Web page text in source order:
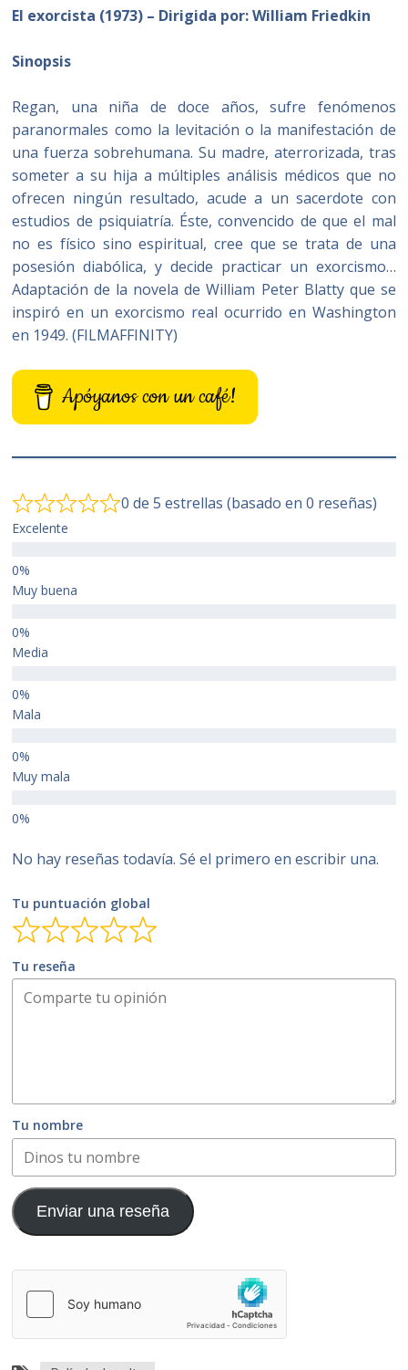
El exorcista (1973) – Dirigida por: William Friedkin
Sinopsis
Regan, una niña de doce años, sufre fenómenos
paranormales como la levitación o la manifestación de
una fuerza sobrehumana. Su madre, aterrorizada, tras
someter a su hija a múltiples análisis médicos que no
ofrecen ningún resultado, acude a un sacerdote con
estudios de psiquiatría. Éste, convencido de que el mal
no es físico sino espiritual, cree que se trata de una
posesión diabólica, y decide practicar un exorcismo…
Adaptación de la novela de William Peter Blatty que se
inspiró en un exorcismo real ocurrido en Washington
en 1949. (FILMAFFINITY)
Apóyanos con un café!
0 de 5 estrellas (basado en 0 reseñas)
Excelente
Muy buena
Media
Mala
Muy mala
No hay reseñas todavía. Sé el primero en escribir una.
Tu puntuación global
Tu reseña
Tu nombre
Enviar una reseña